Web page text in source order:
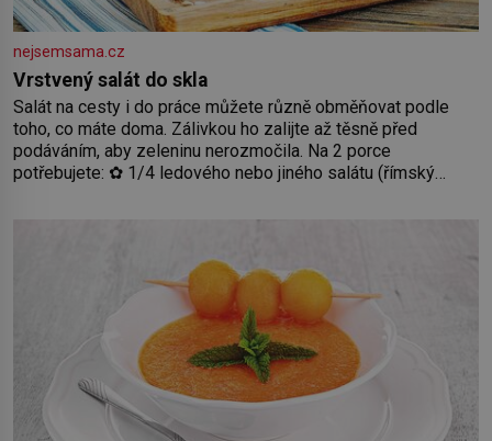
nejsemsama.cz
Vrstvený salát do skla
Salát na cesty i do práce můžete různě obměňovat podle
toho, co máte doma. Zálivkou ho zalijte až těsně před
podáváním, aby zeleninu nerozmočila. Na 2 porce
potřebujete: ✿ 1/4 ledového nebo jiného salátu (římský
2 rajčata Zálivka: ✿ 4 lžíce olivového oleje ✿ 1 lžíci citronové